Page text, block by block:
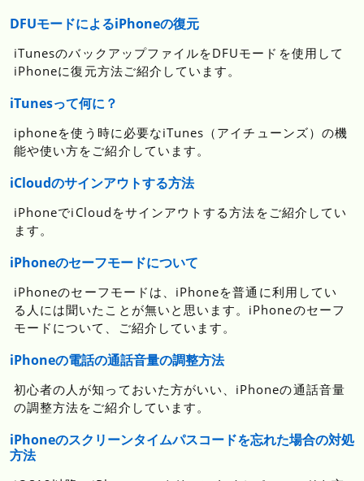
DFUモードによるiPhoneの復元
iTunesのバックアップファイルをDFUモードを使用して
iPhoneに復元方法ご紹介しています。
iTunesって何に？
iphoneを使う時に必要なiTunes（アイチューンズ）の機
能や使い方をご紹介しています。
iCloudのサインアウトする方法
iPhoneでiCloudをサインアウトする方法をご紹介してい
ます。
iPhoneのセーフモードについて
iPhoneのセーフモードは、iPhoneを普通に利用してい
る人には聞いたことが無いと思います。iPhoneのセーフ
モードについて、ご紹介しています。
iPhoneの電話の通話音量の調整方法
初心者の人が知っておいた方がいい、iPhoneの通話音量
の調整方法をご紹介しています。
iPhoneのスクリーンタイムパスコードを忘れた場合の対処
方法